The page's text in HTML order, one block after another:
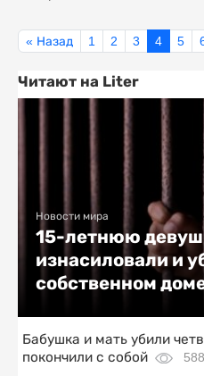
« Назад 1 2 3 4 5
Читают на Liter
Новости мира
15-летнюю
изнасиловали и
собственном
Бабушка и мать убили
покончили с собой